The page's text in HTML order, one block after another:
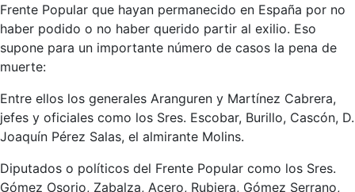
Frente Popular que hayan permanecido en España por no
haber podido o no haber querido partir al exilio. Eso
supone para un importante número de casos la pena de
muerte:
Entre ellos los generales Aranguren y Martínez Cabrera,
jefes y oficiales como los Sres. Escobar, Burillo, Cascón, D.
Joaquín Pérez Salas, el almirante Molins.
Diputados o políticos del Frente Popular como los Sres.
Gómez Osorio, Zabalza, Acero, Rubiera, Gómez Serrano,